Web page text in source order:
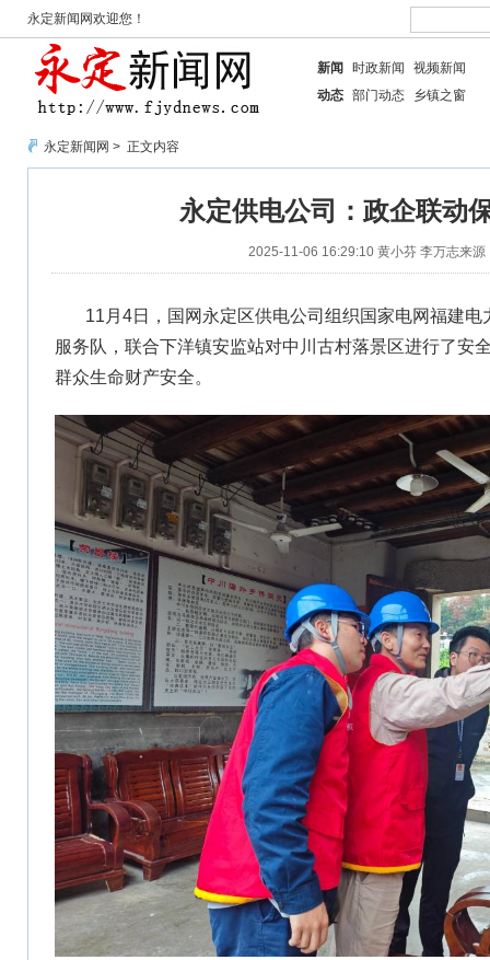
永定新闻网欢迎您！
新闻 时政新闻
视频新闻
动态 部门动态 乡镇之窗
永定新闻网 > 正文内容
永定供电公司：政企联动
2025-11-06 16:29:10 黄小芬 李万志来源
11月4日，国网永定区供电公司组织国家电网福建电
服务队，联合下洋镇安监站对中川古村落景区进行了安
群众生命财产安全。